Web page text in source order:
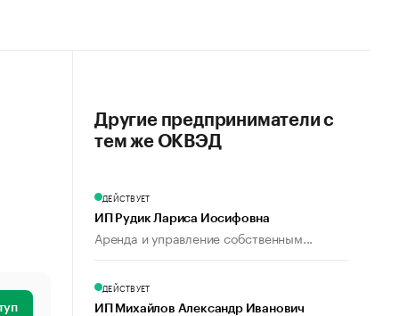
Другие предприниматели с
тем же ОКВЭД
ДЕЙСТВУЕТ
ИП Рудик Лариса Иосифовна
Аренда и управление собственным...
ДЕЙСТВУЕТ
ИП Михайлов Александр Иванович